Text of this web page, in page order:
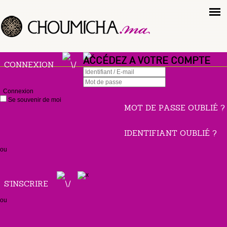
CONNEXION ACCÉDEZ A VOTRE COMPTE
Connexion
Se souvenir de moi
MOT DE PASSE OUBLIÉ ?
IDENTIFIANT OUBLIÉ ?
ou
S'INSCRIRE
ou